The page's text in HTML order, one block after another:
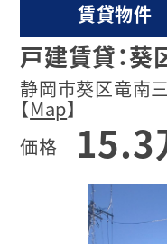
賃貸物件
戸建賃貸：葵
静岡市葵区竜南
【Map】
価格
15.3